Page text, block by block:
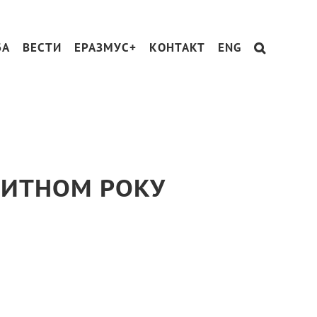
ВЕСТИ ЕРАЗМУС+ КОНТАКТ ENG
РОКУ